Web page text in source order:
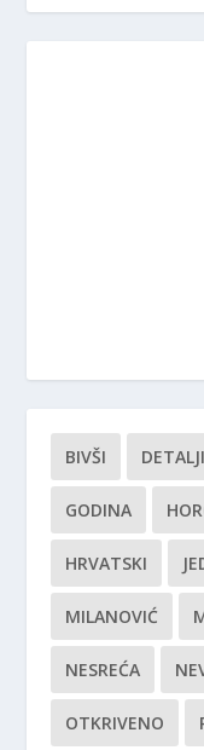
BIVŠI DETALJI
GODINA
HRVATSKI
MILANOVIĆ
NESREĆA
OTKRIVENO